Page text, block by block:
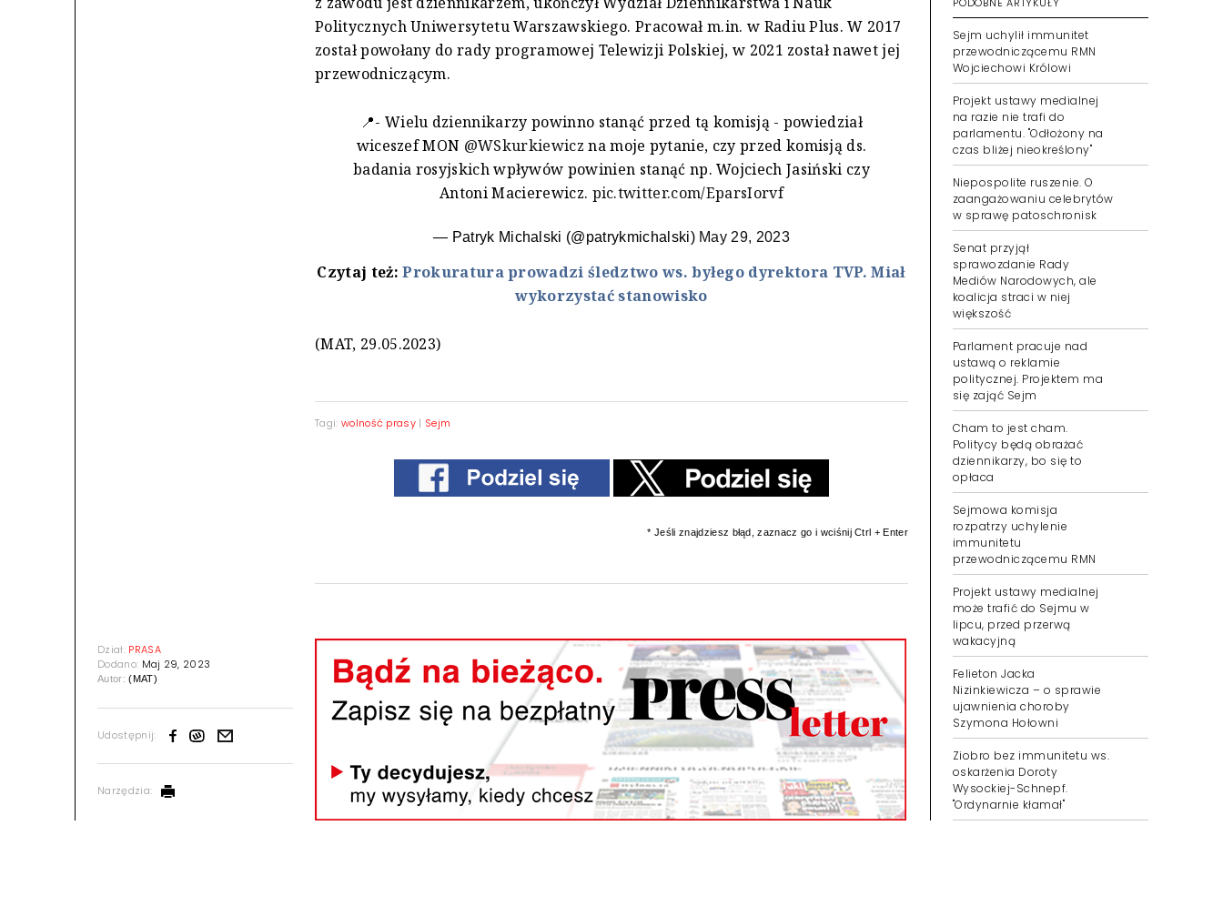
Dział: PRASA
Dodano: Maj 29, 2023
Autor:(MAT)
Udostępnij:
Narzędzia:
Politycznych Uniwersytetu Warszawskiego. Pracował m.in. w Radiu Plus. W 2017
został powołany do rady programowej Telewizji Polskiej, w 2021 został nawet jej
przewodniczącym.
📍- Wielu dziennikarzy powinno stanąć przed tą komisją - powiedział
wiceszef MON @WSkurkiewicz na moje pytanie, czy przed komisją ds.
badania rosyjskich wpływów powinien stanąć np. Wojciech Jasiński czy
Antoni Macierewicz. pic.twitter.com/EparsIorvf
— Patryk Michalski (@patrykmichalski) May 29, 2023
Czytaj też:Prokuratura prowadzi śledztwo ws. byłego dyrektora TVP. Miał
wykorzystać stanowisko
(MAT, 29.05.2023)
Tagi: wolność prasy | Sejm
* Jeśli znajdziesz błąd, zaznacz go i wciśnij Ctrl + Enter
Sejm uchylił immunitet
przewodniczącemu RMN
Wojciechowi Królowi
Projekt ustawy medialnej
na razie nie trafi do
parlamentu. "Odłożony na
czas bliżej nieokreślony"
Niepospolite ruszenie. O
zaangażowaniu celebrytów
w sprawę patoschronisk
Senat przyjął
sprawozdanie Rady
Mediów Narodowych, ale
koalicja straci w niej
większość
Parlament pracuje nad
ustawą o reklamie
politycznej. Projektem ma
się zająć Sejm
Cham to jest cham.
Politycy będą obrażać
dziennikarzy, bo się to
opłaca
Sejmowa komisja
rozpatrzy uchylenie
immunitetu
przewodniczącemu RMN
Projekt ustawy medialnej
może trafić do Sejmu w
lipcu, przed przerwą
wakacyjną
Felieton Jacka
Nizinkiewicza – o sprawie
ujawnienia choroby
Szymona Hołowni
Ziobro bez immunitetu ws.
oskarżenia Doroty
Wysockiej-Schnepf.
"Ordynarnie kłamał"